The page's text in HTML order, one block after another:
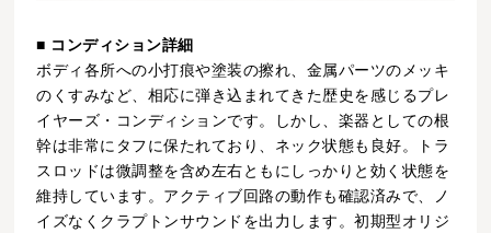
■ コンディション詳細
ボディ各所への小打痕や塗装の擦れ、金属パーツのメッキ
のくすみなど、相応に弾き込まれてきた歴史を感じるプレ
イヤーズ・コンディションです。しかし、楽器としての根
幹は非常にタフに保たれており、ネック状態も良好。トラ
スロッドは微調整を含め左右ともにしっかりと効く状態を
維持しています。アクティブ回路の動作も確認済みで、ノ
イズなくクラプトンサウンドを出力します。初期型オリジ